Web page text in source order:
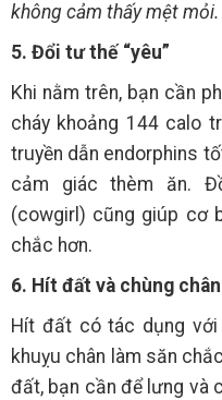
không cảm thấy mệt mỏi.
5. Đổi tư thế “yêu”
Khi nằm trên, bạn cần
cháy khoảng 144 calo
truyền dẫn endorphins
cảm giác thèm ăn.
(cowgirl) cũng giúp cơ
chắc hơn.
6. Hít đất và chùng
Hít đất có tác dụng
khuỵu chân làm săn
đất, bạn cần để lưng và